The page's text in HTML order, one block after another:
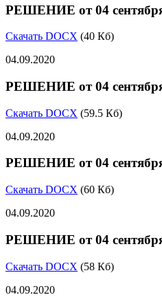
РЕШЕНИЕ от 04
Скачать DOCX (40 Кб)
04.09.2020
РЕШЕНИЕ от 04
Скачать DOCX (59.5 Кб)
04.09.2020
РЕШЕНИЕ от 04
Скачать DOCX (60 Кб)
04.09.2020
РЕШЕНИЕ от 04
Скачать DOCX (58 Кб)
04.09.2020